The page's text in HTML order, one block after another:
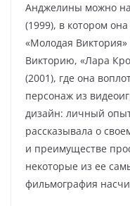
Анджелины можно
(1999), в котором
«Молодая Виктория»
Викторию, «Лара
(2001), где она
персонаж из
дизайн: личный
рассказывала о
и преимуществе
некоторые из ее
фильмография